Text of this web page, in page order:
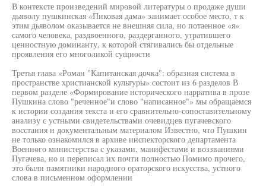
В контексте произведений мировой литературы о продаже души
дьяволу пушкинская «Пиковая дама» занимает особое место, т к
этим дьяволом оказывается не внешняя сила, но потаенное «я»
самого человека, раздвоенного, раздерганного, утратившего
ценностную доминанту, к которой стягивались бы отдельные
проявления его многоликой сущности
Третья глава «Роман "Капитанская дочка": образная система в
пространстве христианской культуры» состоит из 6 разделов В
первом разделе «Формирование исторического нарратива в прозе
Пушкина слово "реченное"и слово "написанное"» мы обращаемся
к истории создания текста и его сравнительно-сопоставительному
анализу с устными свидетельствами очевидцев пугачевского
восстания и документальным материалом Известно, что Пушкин
не только ознакомился в архиве инспекторского департамента
Военного министерства с указами, манифестами и воззваниями
Пугачева, но и переписал их почти полностью Помимо прочего,
это были памятники народного ораторского искусства, устного
слова в письменном оформлении